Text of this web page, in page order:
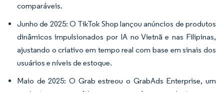
comparáveis.
Junho de 2025: O TikTok Shop lançou anúncios de produtos
dinâmicos impulsionados por IA no Vietnã e nas Filipinas,
ajustando o criativo em tempo real com base em sinais dos
usuários e níveis de estoque.
Maio de 2025: O Grab estreou o GrabAds Enterprise, um